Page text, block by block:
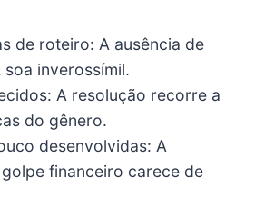
de roteiro: A ausência de
inverossímil.
A resolução recorre a
do gênero.
desenvolvidas: A
financeiro carece de